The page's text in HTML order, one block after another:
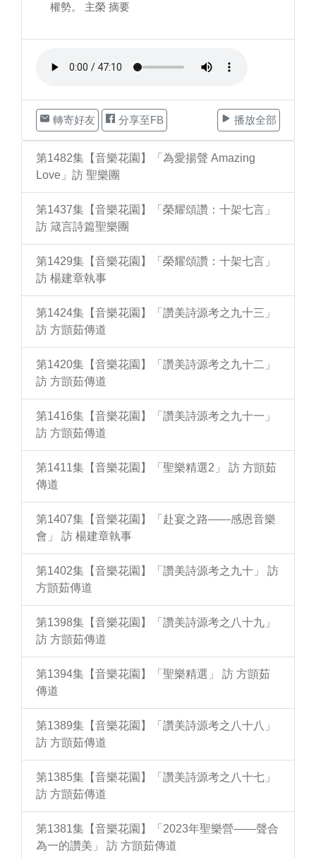
權勢。 主榮 摘要
轉寄好友 分享至FB 播放全部
第1482集【音樂花園】「為愛揚聲 Amazing
Love」訪 聖樂團
第1437集【音樂花園】「榮耀頌讚：十架七言」
訪 箴言詩篇聖樂團
第1429集【音樂花園】「榮耀頌讚：十架七言」
訪 楊建章執事
第1424集【音樂花園】「讚美詩源考之九十三」
訪 方顗茹傳道
第1420集【音樂花園】「讚美詩源考之九十二」
訪 方顗茹傳道
第1416集【音樂花園】「讚美詩源考之九十一」
訪 方顗茹傳道
第1411集【音樂花園】「聖樂精選2」 訪 方顗茹
傳道
第1407集【音樂花園】「赴宴之路——感恩音樂
會」 訪 楊建章執事
第1402集【音樂花園】「讚美詩源考之九十」 訪
方顗茹傳道
第1398集【音樂花園】「讚美詩源考之八十九」
訪 方顗茹傳道
第1394集【音樂花園】「聖樂精選」 訪 方顗茹
傳道
第1389集【音樂花園】「讚美詩源考之八十八」
訪 方顗茹傳道
第1385集【音樂花園】「讚美詩源考之八十七」
訪 方顗茹傳道
第1381集【音樂花園】「2023年聖樂營——聲合
為一的讚美」 訪 方顗茹傳道